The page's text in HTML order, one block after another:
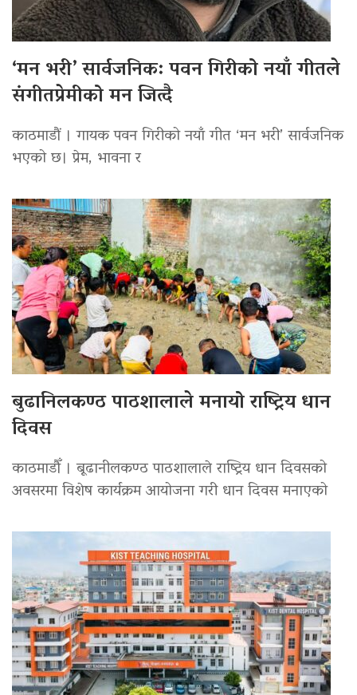
‘मन भरी’ सार्वजनिक: पवन गिरीको नयाँ गीतले
संगीतप्रेमीको मन जित्दै
काठमाडौं । गायक पवन गिरीको नयाँ गीत ‘मन भरी’ सार्वजनिक
भएको छ। प्रेम, भावना र
बुढानिलकण्ठ पाठशालाले मनायो राष्ट्रिय धान
दिवस
काठमाडौँ । बूढानीलकण्ठ पाठशालाले राष्ट्रिय धान दिवसको
अवसरमा विशेष कार्यक्रम आयोजना गरी धान दिवस मनाएको